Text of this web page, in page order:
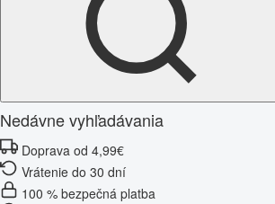
Nedávne vyhľadávania
Doprava od 4,99€
Vrátenie do 30 dní
100 % bezpečná platba